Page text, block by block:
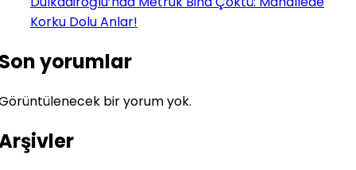
Korku Dolu Anlar!
yorumlar
bir yorum yok.